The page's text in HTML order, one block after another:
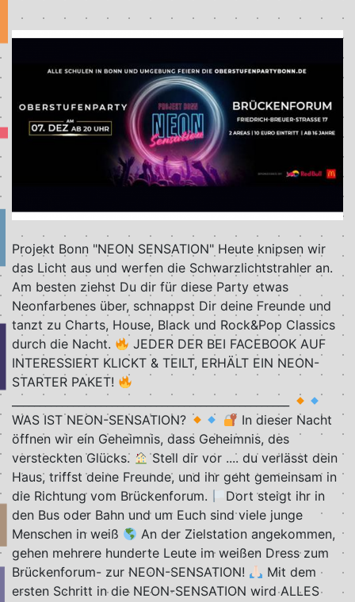
Projekt Bonn "NEON SENSATION" Heute knipsen wir
das Licht aus und werfen die Schwarzlichtstrahler an.
Am besten ziehst Du dir für diese Party etwas
Neonfarbenes über, schnappst Dir deine Freunde und
tanzt zu Charts, House, Black und Rock&Pop Classics
durch die Nacht.
JEDER DER BEI FACEBOOK AUF
INTERESSIERT KLICKT & TEILT, ERHÄLT EIN NEON-
STARTER PAKET!
__________________________________________________
WAS IST NEON-SENSATION?
In dieser Nacht
öffnen wir ein Geheimnis, dass Geheimnis, des
versteckten Glücks.
Stell dir vor .... du verlässt dein
Haus, triffst deine Freunde, und ihr geht gemeinsam in
die Richtung vom Brückenforum.
Dort steigt ihr in
den Bus oder Bahn und um Euch sind viele junge
Menschen in weiß
An der Zielstation angekommen,
gehen mehrere hunderte Leute im weißen Dress zum
Brückenforum- zur NEON-SENSATION!
Mit dem
ersten Schritt in die NEON-SENSATION wird ALLES